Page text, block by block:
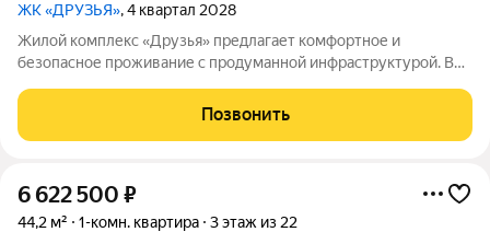
ЖК «ДРУЗЬЯ», 4 квартал 2028
Жилой комплекс «Друзья» предлагает комфортное и
безопасное проживание с продуманной инфраструктурой. Во
есть детские и спортивные площадки, а также велосипедные
дорожки. Сам дом оснащён
Позвонить
6 622 500 ₽
44,2 м² 1-комн. квартира 3 этаж из 22